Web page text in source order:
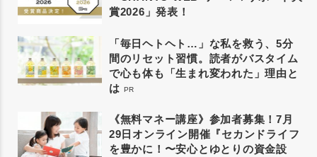
賞2026」発表！
「毎日ヘトヘト…」な私を救う、5分
間のリセット習慣。読者がバスタイム
で心も体も「生まれ変われた」理由と
は PR
《無料マネー講座》参加者募集！7月
29日オンライン開催『セカンドライフ
を豊かに！〜安心とゆとりの資金設